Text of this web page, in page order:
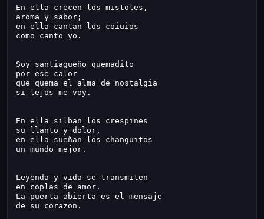
En ella crecen los mistoles,
aroma y sabor;
en ella cantan los coiuios
como canto yo.
Soy santiagueño quemadito
por ese calor
que quema el alma de nostalgia
si lejos me voy.
En ella silban los crespines
su llanto y dolor,
en ella sueñan los changuitos
un mundo mejor.
Leyenda y vida se transmiten
en coplas de amor.
La puerta abierta es el mensaje
de su corazon.